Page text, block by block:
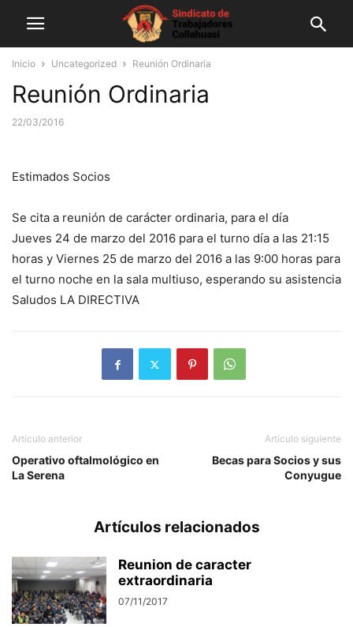
Inicio Uncategorized Reunión Ordinaria
Reunión Ordinaria
22/03/2016
Estimados Socios
Se cita a reunión de carácter ordinaria, para el día
Jueves 24 de marzo del 2016 para el turno día a las 21:15
horas y Viernes 25 de marzo del 2016 a las 9:00 horas para
el turno noche en la sala multiuso, esperando su asistencia
Saludos LA DIRECTIVA
Artículo anterior
Operativo oftalmológico en
La Serena
Artículo siguiente
Becas para Socios y sus
Conyugue
Artículos relacionados
Reunion de caracter
extraordinaria
07/11/2017